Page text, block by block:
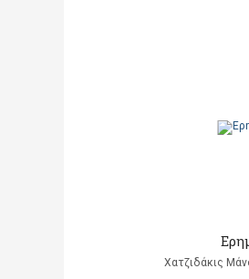
Χατζιδάκις